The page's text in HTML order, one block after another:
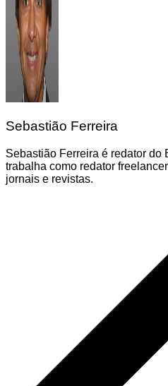
Sebastião Ferreira
Sebastião Ferreira é redator do
trabalha como redator
jornais e revistas.